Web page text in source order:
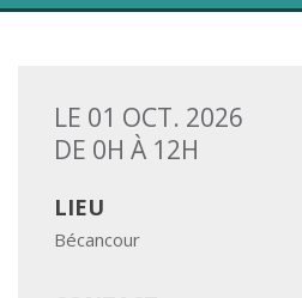
LE 01 OCT. 2026
DE 0H À 12H
LIEU
Bécancour